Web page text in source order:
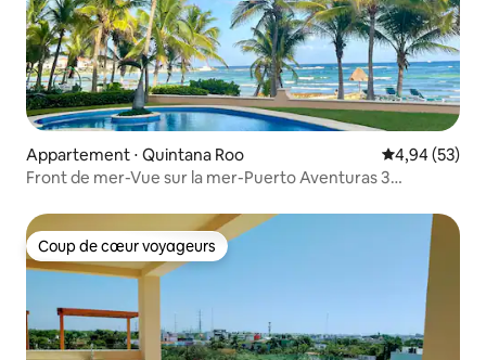
Appartement ⋅ Quintana Roo Évaluation
4,94 (53)
Front de mer-Vue sur la mer-Puerto Aventuras 3
Coup de cœur voyageurs
Coup de cœur voyageurs